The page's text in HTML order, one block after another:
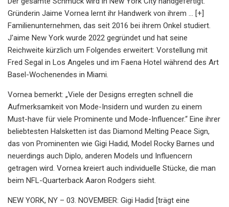
Gründerin Jaime Vornea lernt ihr Handwerk von ihrem ... [+]
Familienunternehmen, das seit 2016 bei ihrem Onkel studiert.
J'aime New York wurde 2022 gegründet und hat seine
Reichweite kürzlich um Folgendes erweitert: Vorstellung mit
Fred Segal in Los Angeles und im Faena Hotel während des Art
Basel-Wochenendes in Miami.
Vornea bemerkt: „Viele der Designs erregten schnell die
Aufmerksamkeit von Mode-Insidern und wurden zu einem
Must-have für viele Prominente und Mode-Influencer.“ Eine ihrer
beliebtesten Halsketten ist das Diamond Melting Peace Sign,
das von Prominenten wie Gigi Hadid, Model Rocky Barnes und
neuerdings auch Diplo, anderen Models und Influencern
getragen wird. Vornea kreiert auch individuelle Stücke, die man
beim NFL-Quarterback Aaron Rodgers sieht.
NEW YORK, NY – 03. NOVEMBER: Gigi Hadid [trägt eine